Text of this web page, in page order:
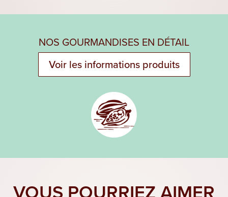
NOS GOURMANDISES EN DÉTAIL
Voir les informations produits